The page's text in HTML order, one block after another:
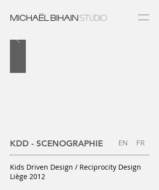
KDD - SCENOGRAPHIE EN FR
Kids Driven Design / Reciprocity Design
Liège 2012